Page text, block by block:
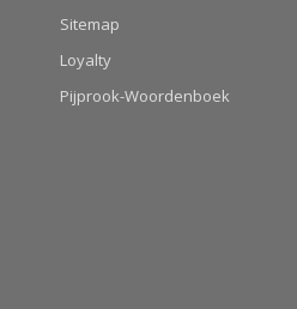
Sitemap
Loyalty
Pijprook-Woordenboek